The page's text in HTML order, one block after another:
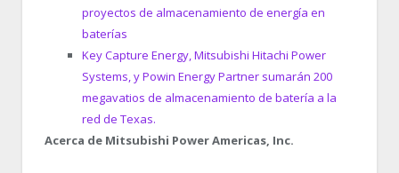
proyectos de almacenamiento de energía en
baterías
Key Capture Energy, Mitsubishi Hitachi Power
Systems, y Powin Energy Partner sumarán 200
megavatios de almacenamiento de batería a la
red de Texas.
Acerca de Mitsubishi Power Americas, Inc.